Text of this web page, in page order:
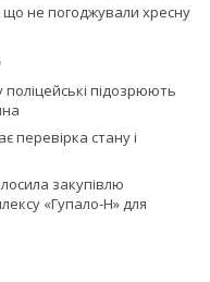
що не погоджували хресну
підозрюють
перевірка стану і
закупівлю
«Гупало-Н» для